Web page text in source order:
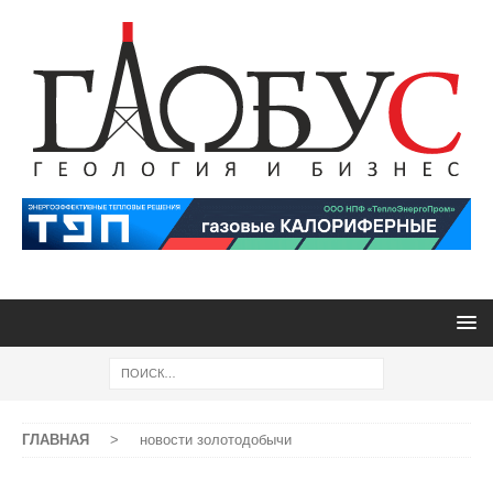
ГЛАВНАЯ > новости золотодобычи